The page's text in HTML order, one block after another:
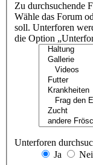
Zu durchsuchende
Wähle das Forum
soll. Unterforen
die Option
Unterforen
Ja